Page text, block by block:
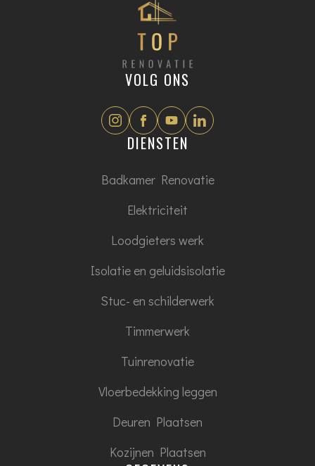
VOLG ONS
DIENSTEN
Badkamer Renovatie
Elektriciteit
Loodgieters werk
Isolatie en geluidsisolatie
Stuc- en schilderwerk
Timmerwerk
Tuinrenovatie
Vloerbedekking leggen
Deuren Plaatsen
Kozijnen Plaatsen